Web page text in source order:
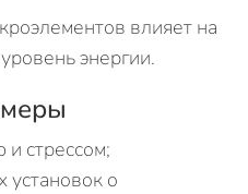
влияет на
энергии.
и стрессом;
установок о